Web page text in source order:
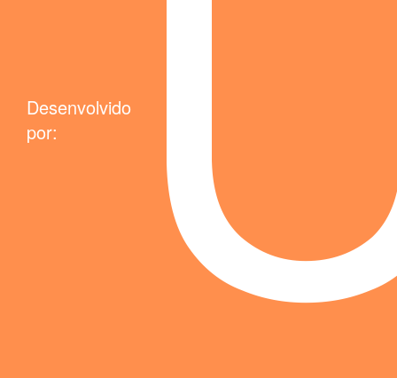
Desenvolvido
por: